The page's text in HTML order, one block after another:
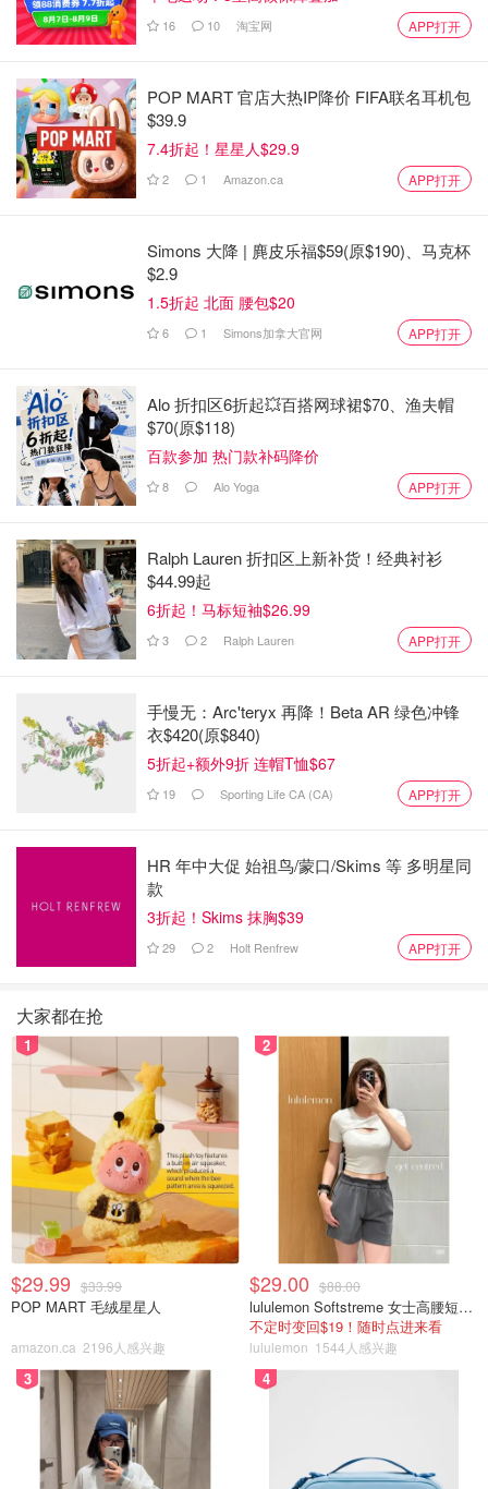
16 10 淘宝网 APP打开
POP MART 官店大热IP降价 FIFA联名耳机包
$39.9
7.4折起！星星人$29.9
2 1 Amazon.ca APP打开
Simons 大降 | 麂皮乐福$59(原$190)、马克杯
$2.9
1.5折起 北面 腰包$20
6 1 Simons加拿大官网 APP打开
Alo 折扣区6折起💥百搭网球裙$70、渔夫帽
$70(原$118)
百款参加 热门款补码降价
8 Alo Yoga APP打开
Ralph Lauren 折扣区上新补货！经典衬衫
$44.99起
6折起！马标短袖$26.99
3 2 Ralph Lauren APP打开
手慢无：Arc'teryx 再降！Beta AR 绿色冲锋
衣$420(原$840)
5折起+额外9折 连帽T恤$67
19 Sporting Life CA (CA) APP打开
HR 年中大促 始祖鸟/蒙口/Skims 等 多明星同
款
3折起！Skims 抹胸$39
29 2 Holt Renfrew APP打开
大家都在抢
1
$29.99 $33.99
POP MART 毛绒星星人
amazon.ca 2196人感兴趣
2
$29.00 $88.00
lululemon Softstreme 女士高腰短裤 10cm
不定时变回$19！随时点进来看
lululemon 1544人感兴趣
3 4